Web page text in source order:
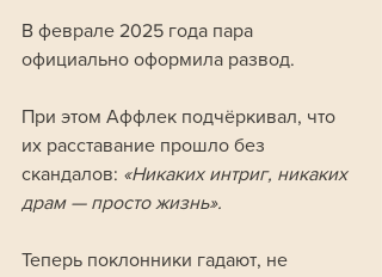
В феврале 2025 года пара
официально оформила развод.
При этом Аффлек подчёркивал, что
их расставание прошло без
скандалов: «Никаких интриг, никаких
драм — просто жизнь».
Теперь поклонники гадают, не